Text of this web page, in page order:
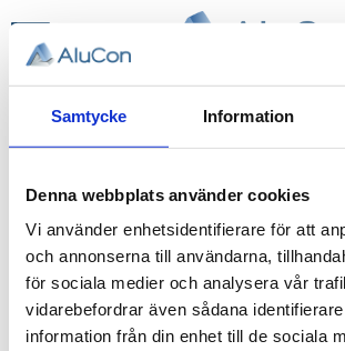
Samtycke Information
Denna webbplats använder cookies
Vi använder enhetsidentifierare för att
och annonserna till användarna,
för sociala medier och analysera vår
vidarebefordrar även sådana
information från din enhet till de sociala
Meny
BOKA MÖTE HÄR!
Kassa
Kundvagnen är tom
Fortsätt handla